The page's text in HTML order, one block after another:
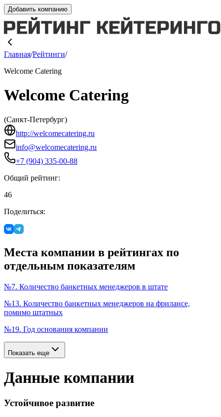
Добавить компанию
Главная/Рейтинги/
Welcome Catering
Welcome Catering
(Санкт-Петербург)
http://welcomecatering.ru
info@welcomecatering.ru
+7 (904) 335-00-88
Общий рейтинг:
46
Поделиться:
Места компании в рейтингах по
отдельным показателям
№7. Количество банкетных менеджеров в штате
№13. Количество банкетных менеджеров на фрилансе,
помимо штатных
№19. Год основания компании
Показать еще
Данные компании
Устойчивое развитие